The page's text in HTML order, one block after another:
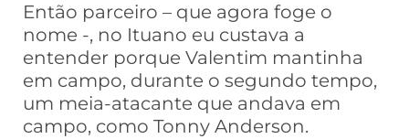
Então parceiro – que agora foge o
nome -, no Ituano eu custava a
entender porque Valentim mantinha
em campo, durante o segundo tempo,
um meia-atacante que andava em
campo, como Tonny Anderson.